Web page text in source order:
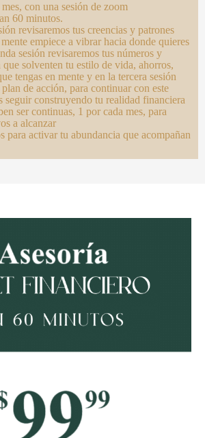
con una sesión de zoom
60 minutos.
revisaremos tus creencias y patrones
empiece a vibrar hacia donde quieres
sesión revisaremos tus números y
que solventen tu estilo de vida, ahorros,
tengas en mente y en la tercera sesión
de acción, para continuar con este
seguir construyendo tu realidad financiera
ser continuas, 1 por cada mes, para
a alcanzar
para activar tu abundancia que acompañan